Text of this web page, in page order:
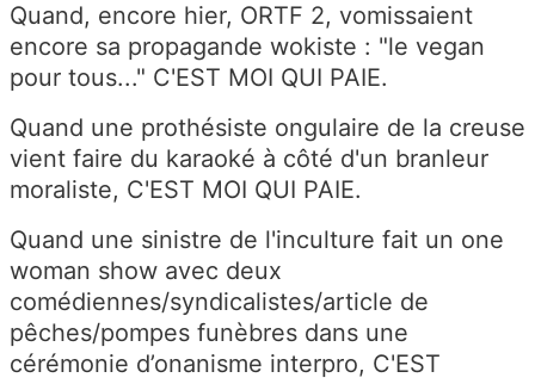
Quand, encore hier, ORTF 2, vomissaient
encore sa propagande wokiste : "le vegan
pour tous..." C'EST MOI QUI PAIE.
Quand une prothésiste ongulaire de la creuse
vient faire du karaoké à côté d'un branleur
moraliste, C'EST MOI QUI PAIE.
Quand une sinistre de l'inculture fait un one
woman show avec deux
comédiennes/syndicalistes/article de
pêches/pompes funèbres dans une
cérémonie d’onanisme interpro, C'EST